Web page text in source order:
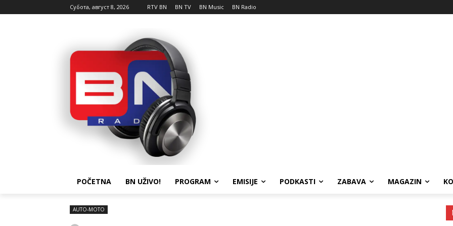
Субота, август 8, 2026 RTV BN BN TV BN Music BN Radio
POČETNA BN UŽIVO! PROGRAM EMISIJE PODKASTI ZABAVA MAGAZIN
AUTO-MOTO